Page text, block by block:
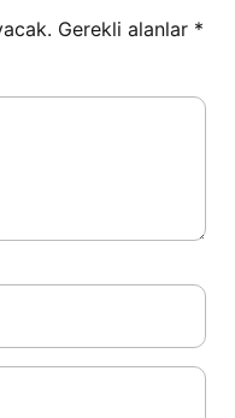
Gerekli alanlar *